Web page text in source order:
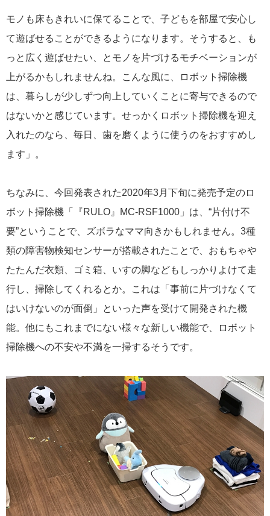
モノも床もきれいに保てることで、子どもを部屋で安心し
て遊ばせることができるようになります。そうすると、も
っと広く遊ばせたい、とモノを片づけるモチベーションが
上がるかもしれませんね。こんな風に、ロボット掃除機
は、暮らしが少しずつ向上していくことに寄与できるので
はないかと感じています。せっかくロボット掃除機を迎え
入れたのなら、毎日、歯を磨くように使うのをおすすめし
ます」。
ちなみに、今回発表された2020年3月下旬に発売予定のロ
ボット掃除機「『RULO』MC-RSF1000」は、“片付け不
要”ということで、ズボラなママ向きかもしれません。3種
類の障害物検知センサーが搭載されたことで、おもちゃや
たたんだ衣類、ゴミ箱、いすの脚などもしっかりよけて走
行し、掃除してくれるとか。これは「事前に片づけなくて
はいけないのが面倒」といった声を受けて開発された機
能。他にもこれまでにない様々な新しい機能で、ロボット
掃除機への不安や不満を一掃するそうです。